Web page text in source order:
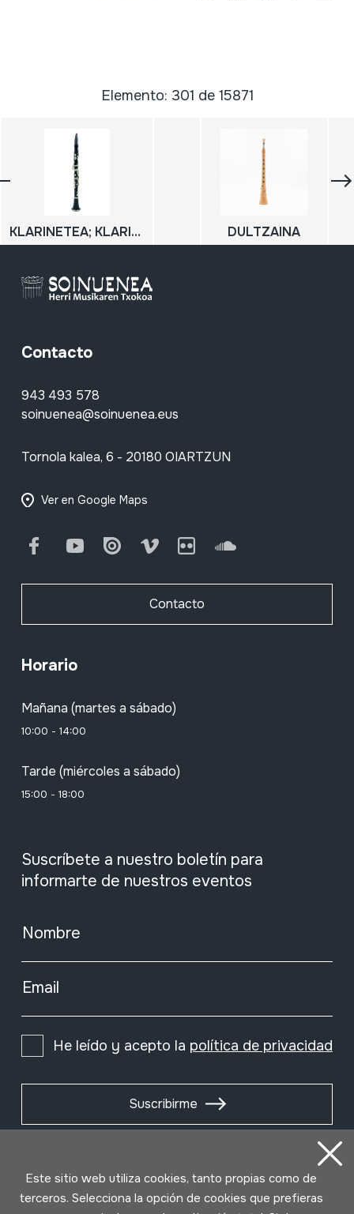
Elemento: 301 de 15871
KLARINETEA; KLARINETEA (DO) DULTZAINA
Contacto
943 493 578
soinuenea@soinuenea.eus
Tornola kalea, 6 - 20180 OIARTZUN
Ver en Google Maps
FacebookYoutube Issuu Vimeo Flickr SoundCloud
Contacto
Horario
Mañana (martes a sábado)
10:00 - 14:00
Tarde (miércoles a sábado)
15:00 - 18:00
Suscríbete a nuestro boletín para
informarte de nuestros eventos
Nombre
Email
He leído y acepto la política de privacidad
Suscribirme
Este sitio web utiliza cookies, tanto propias como de
terceros. Selecciona la opción de cookies que prefieras